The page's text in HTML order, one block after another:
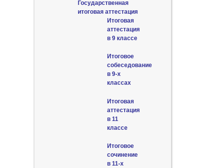
Государственная
итоговая аттестация
Итоговая
аттестация
в 9 классе
Итоговое
собеседование
в 9-х
классах
Итоговая
аттестация
в 11
классе
Итоговое
сочинение
в 11-х